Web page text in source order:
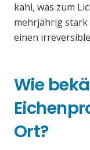
kahl, was zum
mehrjährig stark
einen
Wie
Ort?